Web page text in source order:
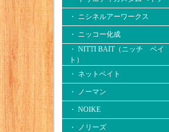
・ ニシネルアーワークス
・ ニッコー化成
・ NITTI BAIT（ニッチ ベイ
ト）
・ ネットベイト
・ ノーマン
・ NOIKE
・ ノリーズ